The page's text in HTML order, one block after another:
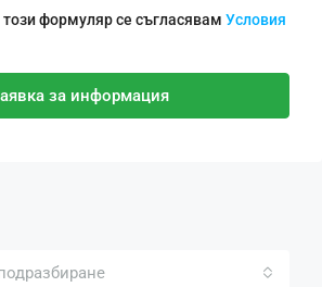
формуляр се съгласявам Условия
за информация